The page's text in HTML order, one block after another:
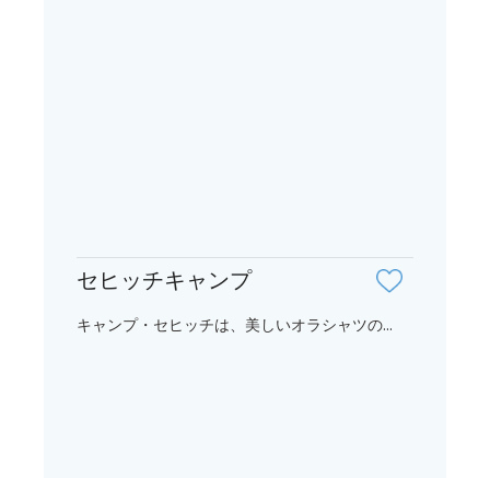
セヒッチキャンプ
キャンプ・セヒッチは、美しいオラシャツの...